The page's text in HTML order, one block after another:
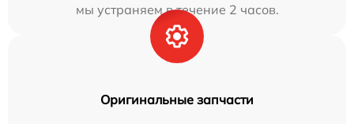
мы устраняем в течение 2 часов.
Оригинальные запчасти